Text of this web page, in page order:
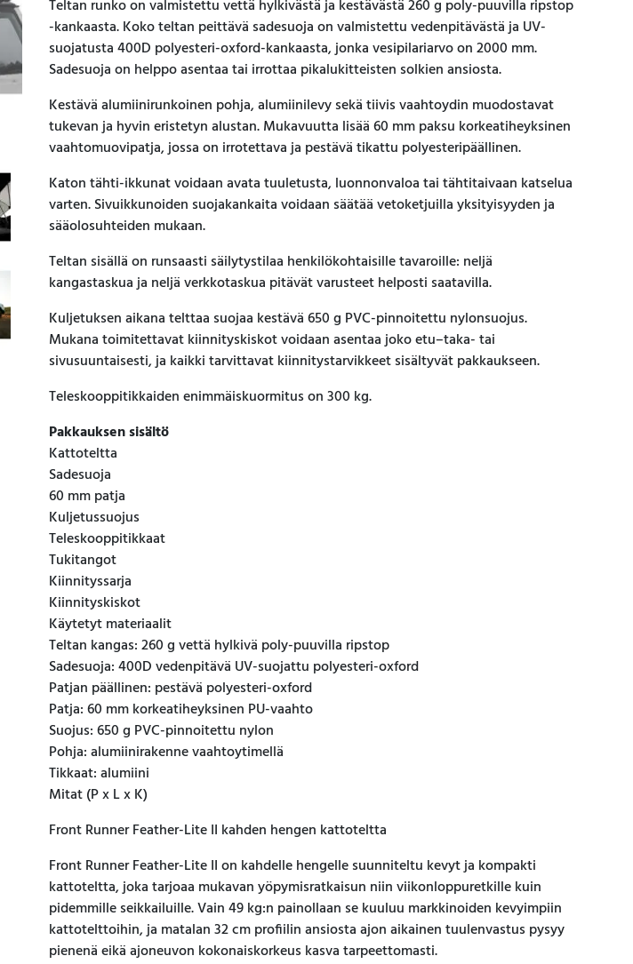
Teltan runko on valmistettu vettä hylkivästä ja kestävästä 260 g poly-puuvilla ripstop
-kankaasta. Koko teltan peittävä sadesuoja on valmistettu vedenpitävästä ja UV-
suojatusta 400D polyesteri-oxford-kankaasta, jonka vesipilariarvo on 2000 mm.
Sadesuoja on helppo asentaa tai irrottaa pikalukitteisten solkien ansiosta.
Kestävä alumiinirunkoinen pohja, alumiinilevy sekä tiivis vaahtoydin muodostavat
tukevan ja hyvin eristetyn alustan. Mukavuutta lisää 60 mm paksu korkeatiheyksinen
vaahtomuovipatja, jossa on irrotettava ja pestävä tikattu polyesteripäällinen.
Katon tähti-ikkunat voidaan avata tuuletusta, luonnonvaloa tai tähtitaivaan katselua
varten. Sivuikkunoiden suojakankaita voidaan säätää vetoketjuilla yksityisyyden ja
sääolosuhteiden mukaan.
Teltan sisällä on runsaasti säilytystilaa henkilökohtaisille tavaroille: neljä
kangastaskua ja neljä verkkotaskua pitävät varusteet helposti saatavilla.
Kuljetuksen aikana telttaa suojaa kestävä 650 g PVC-pinnoitettu nylonsuojus.
Mukana toimitettavat kiinnityskiskot voidaan asentaa joko etu–taka- tai
sivusuuntaisesti, ja kaikki tarvittavat kiinnitystarvikkeet sisältyvät pakkaukseen.
Teleskooppitikkaiden enimmäiskuormitus on 300 kg.
Pakkauksen sisältö
Kattoteltta
Sadesuoja
60 mm patja
Kuljetussuojus
Teleskooppitikkaat
Tukitangot
Kiinnityssarja
Kiinnityskiskot
Käytetyt materiaalit
Teltan kangas: 260 g vettä hylkivä poly-puuvilla ripstop
Sadesuoja: 400D vedenpitävä UV-suojattu polyesteri-oxford
Patjan päällinen: pestävä polyesteri-oxford
Patja: 60 mm korkeatiheyksinen PU-vaahto
Suojus: 650 g PVC-pinnoitettu nylon
Pohja: alumiinirakenne vaahtoytimellä
Tikkaat: alumiini
Mitat (P x L x K)
Front Runner Feather-Lite II kahden hengen kattoteltta
Front Runner Feather-Lite II on kahdelle hengelle suunniteltu kevyt ja kompakti
kattoteltta, joka tarjoaa mukavan yöpymisratkaisun niin viikonloppuretkille kuin
pidemmille seikkailuille. Vain 49 kg:n painollaan se kuuluu markkinoiden kevyimpiin
kattotelttoihin, ja matalan 32 cm profiilin ansiosta ajon aikainen tuulenvastus pysyy
pienenä eikä ajoneuvon kokonaiskorkeus kasva tarpeettomasti.